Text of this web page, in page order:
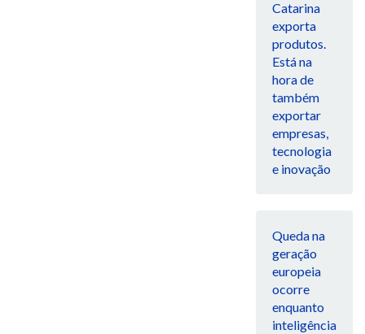
Catarina
exporta
produtos.
Está na
hora de
também
exportar
empresas,
tecnologia
e inovação
Queda na
geração
europeia
ocorre
enquanto
inteligência